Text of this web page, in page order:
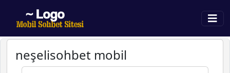
neşelisohbet mobil